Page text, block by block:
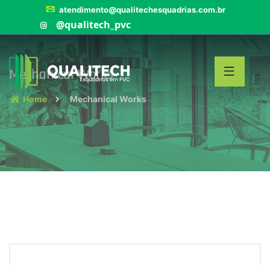
atendimento@qualitechesquadrias.com.br
Mechanical Works
Home Mechanical Works